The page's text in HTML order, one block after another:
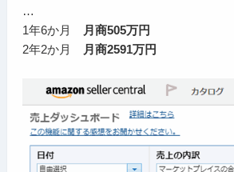
…
1年6か月
月商505万円
2年2か月
月商2591万円